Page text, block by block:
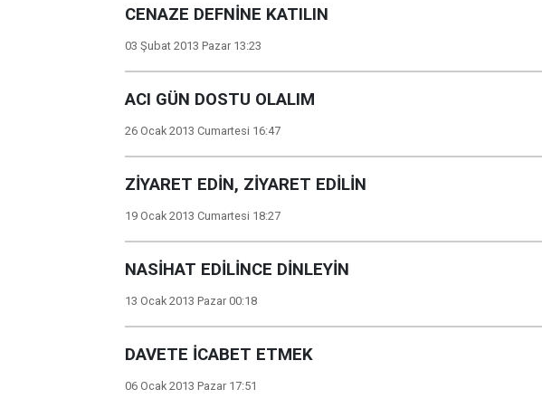
CENAZE DEFNİNE KATILIN
03 Şubat 2013 Pazar 13:23
ACI GÜN DOSTU OLALIM
26 Ocak 2013 Cumartesi 16:47
ZİYARET EDİN, ZİYARET EDİLİN
19 Ocak 2013 Cumartesi 18:27
NASİHAT EDİLİNCE DİNLEYİN
13 Ocak 2013 Pazar 00:18
DAVETE İCABET ETMEK
06 Ocak 2013 Pazar 17:51